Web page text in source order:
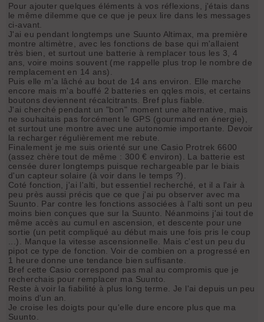
Pour ajouter quelques éléments à vos réflexions, j'étais dans
le même dilemme que ce que je peux lire dans les messages
ci-avant.
J'ai eu pendant longtemps une Suunto Altimax, ma première
montre altimètre, avec les fonctions de base qui m'allaient
très bien, et surtout une batterie à remplacer tous les 3, 4
ans, voire moins souvent (me rappelle plus trop le nombre de
remplacement en 14 ans).
Puis elle m'a lâché au bout de 14 ans environ. Elle marche
encore mais m'a bouffé 2 batteries en qqles mois, et certains
boutons deviennent récalcitrants. Bref plus fiable.
J'ai cherché pendant un "bon" moment une alternative, mais
ne souhaitais pas forcément le GPS (gourmand en énergie),
et surtout une montre avec une autonomie importante. Devoir
la recharger régulièrement me rebute.
Finalement je me suis orienté sur une Casio Protrek 6600
(assez chère tout de même : 300 € environ). La batterie est
censée durer longtemps puisque rechargeable par le biais
d'un capteur solaire (à voir dans le temps ?).
Coté fonction, j'ai l'alti, but essentiel recherché, et il a l'air à
peu près aussi précis que ce que j'ai pu observer avec ma
Suunto. Par contre les fonctions associées à l'alti sont un peu
moins bien conçues que sur la Suunto. Néanmoins j'ai tout de
même accès au cumul en ascension, et descente pour une
sortie (un petit compliqué au début mais une fois pris le coup
...). Manque la vitesse ascensionnelle. Mais c'est un peu du
pipot ce type de fonction. Voir de combien on a progressé en
1 heure donne une tendance bien suffisante.
Bref cette Casio correspond pas mal au compromis que je
recherchais pour remplacer ma Suunto.
Reste à voir la fiabilité à plus long terme. Je l'ai depuis un peu
moins d'un an.
Je croise les doigts pour qu'elle dure encore plus que ma
Suunto.